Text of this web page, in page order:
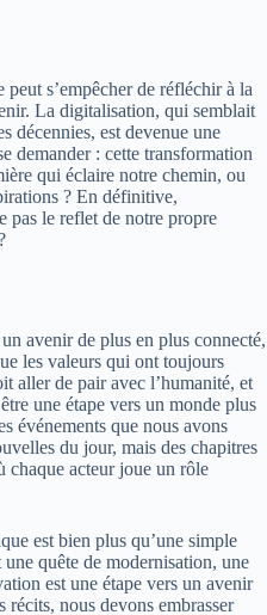
s’empêcher de réfléchir à la
La digitalisation, qui semblait
décennies, est devenue une
demander : cette transformation
qui éclaire notre chemin, ou
? En définitive,
pas le reflet de notre propre
avenir de plus en plus connecté,
les valeurs qui ont toujours
aller de pair avec l’humanité, et
une étape vers un monde plus
événements que nous avons
du jour, mais des chapitres
chaque acteur joue un rôle
est bien plus qu’une simple
quête de modernisation, une
est une étape vers un avenir
récits, nous devons embrasser